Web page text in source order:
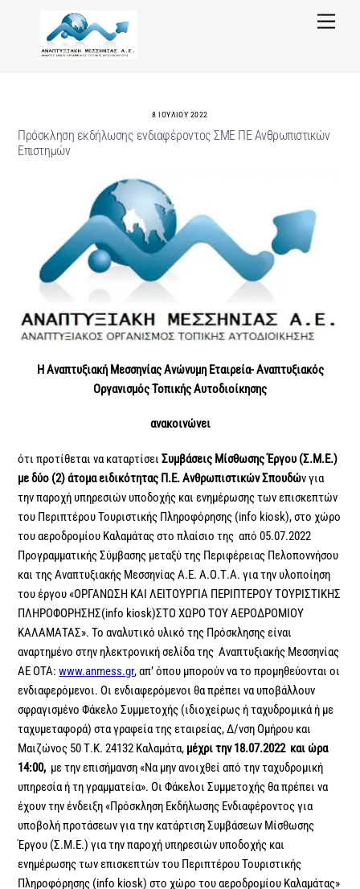
Menu
8 ΙΟΥΛΊΟΥ 2022
Πρόσκληση εκδήλωσης ενδιαφέροντος ΣΜΕ ΠΕ Ανθρωπιστικών
Επιστημών
Η Αναπτυξιακή Μεσσηνίας Ανώνυμη Εταιρεία- Αναπτυξιακός
Οργανισμός Τοπικής Αυτοδιοίκησης
ανακοινώνει
ότι προτίθεται να καταρτίσειΣυμβάσεις Μίσθωσης Έργου (Σ.Μ.Ε.)
με δύο (2) άτομα ειδικότητας Π.Ε. Ανθρωπιστικών Σπουδών για
την παροχή υπηρεσιών υποδοχής και ενημέρωσης των επισκεπτών
του Περιπτέρου Τουριστικής Πληροφόρησης (info kiosk), στο χώρο
του αεροδρομίου Καλαμάτας στο πλαίσιο της από 05.07.2022
Προγραμματικής Σύμβασης μεταξύ της Περιφέρειας Πελοποννήσου
και της Αναπτυξιακής Μεσσηνίας Α.Ε. Α.Ο.Τ.Α. για την υλοποίηση
του έργου «ΟΡΓΑΝΩΣΗ ΚΑΙ ΛΕΙΤΟΥΡΓΙΑ ΠΕΡΙΠΤΕΡΟΥ ΤΟΥΡΙΣΤΙΚΗΣ
ΠΛΗΡΟΦΟΡΗΣΗΣ(info kiosk)ΣΤΟ ΧΩΡΟ ΤΟΥ ΑΕΡΟΔΡΟΜΙΟΥ
ΚΑΛΑΜΑΤΑΣ». Το αναλυτικό υλικό της Πρόσκλησης είναι
αναρτημένο στην ηλεκτρονική σελίδα της Αναπτυξιακής Μεσσηνίας
ΑΕ ΟΤΑ:www.anmess.gr, απ’ όπου μπορούν να το προμηθεύονται οι
ενδιαφερόμενοι. Οι ενδιαφερόμενοι θα πρέπει να υποβάλλουν
σφραγισμένο Φάκελο Συμμετοχής (ιδιοχείρως ή ταχυδρομικά ή με
ταχυμεταφορά) στα γραφεία της εταιρείας, Δ/νση Ομήρου και
Μαιζώνος 50 Τ.Κ. 24132 Καλαμάτα, μέχρι την 18.07.2022 και ώρα
14:00, με την επισήμανση «Να μην ανοιχθεί από την ταχυδρομική
υπηρεσία ή τη γραμματεία». Οι Φάκελοι Συμμετοχής θα πρέπει να
έχουν την ένδειξη «Πρόσκληση Εκδήλωσης Ενδιαφέροντος για
υποβολή προτάσεων για την κατάρτιση Συμβάσεων Μίσθωσης
Έργου (Σ.Μ.Ε.) για την παροχή υπηρεσιών υποδοχής και
ενημέρωσης των επισκεπτών του Περιπτέρου Τουριστικής
Πληροφόρησης (info kiosk) στο χώρο του αεροδρομίου Καλαμάτας»